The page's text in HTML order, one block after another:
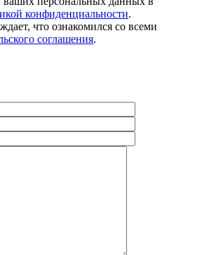
конфиденциальности.
что ознакомился со всеми
соглашения.